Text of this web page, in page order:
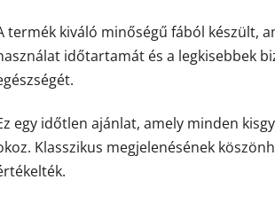
termék kiváló minőségű fából készült,
időtartamát és a legkisebbek
egy időtlen ajánlat, amely minden
Klasszikus megjelenésének